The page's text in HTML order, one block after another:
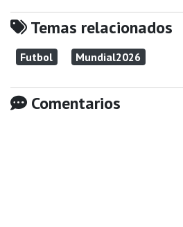
Temas relacionados
Futbol Mundial2026
Comentarios